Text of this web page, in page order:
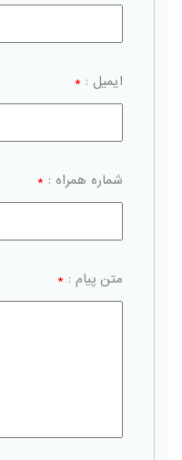
ایمیل : *
شماره همراه : *
متن پیام : *